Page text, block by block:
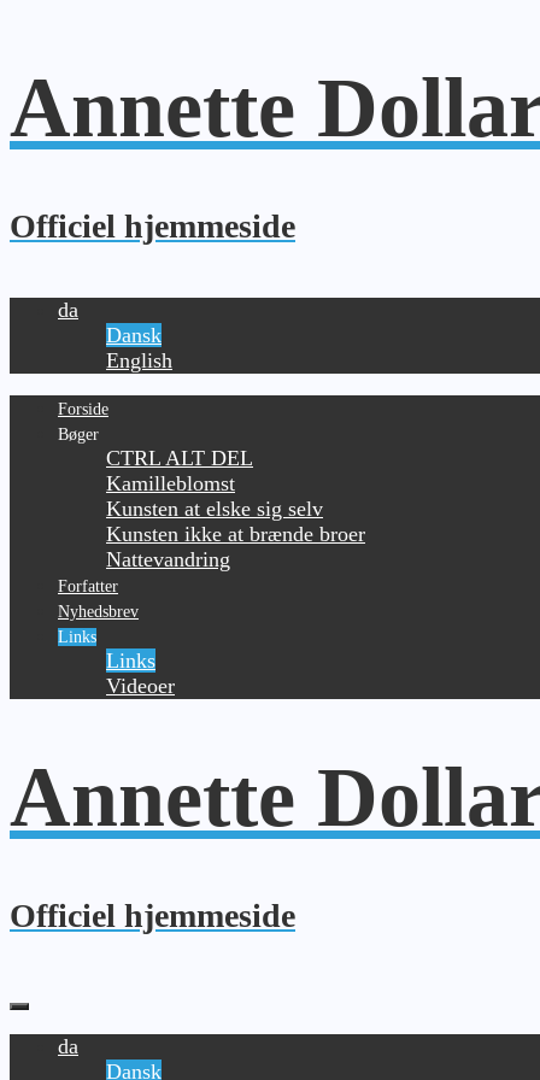
Annette
Officiel hjemmeside
da
Dansk
English
Forside
Bøger
CTRL ALT DEL
Kamilleblomst
Kunsten at elske sig selv
Kunsten ikke at brænde broer
Nattevandring
Forfatter
Nyhedsbrev
Links
Links
Videoer
Annette
Officiel hjemmeside
da
Dansk